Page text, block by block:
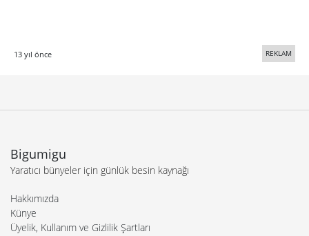
13 yıl önce REKLAM
Bigumigu
Yaratıcı bünyeler için günlük besin kaynağı
Hakkımızda
Künye
Üyelik, Kullanım ve Gizlilik Şartları